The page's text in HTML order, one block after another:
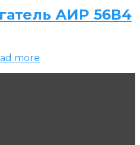
АИР 56В4
more